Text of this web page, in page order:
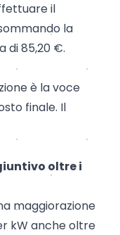
il
la
di 85,20 €.
è la voce
finale. Il
oltre i
maggiorazione
kW anche oltre